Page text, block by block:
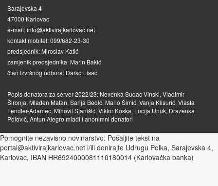
Sarajevska 4
47000 Karlovac
e-mail: info@aktivirajkarlovac.net
kontakt mobitel: 099/682-23-30
predsjednik: Miroslav Katić
zamjenik predsjednika: Marin Bakić
član Izvršnog odbora: Darko Lisac
Popis donatora za server 2022/23: Nevenka Sudac-Vinski, Vladimir
Šironja, Mladen Matan, Sanja Bedić, Mario Šimić, Vanja Klisurić, Vlasta
Lendler-Adamec, Mihovil Stanišić, Viktor Koska, Lucija Unuk, Draženka
Polović, Antun Alegro mlađi i anonimni donatori
Pomognite nezavisno novinarstvo. Pošaljite tekst na
portal@aktivirajkarlovac.net i/ili donirajte Udrugu Polka, Sarajevska 4,
Karlovac, IBAN HR6924000081110180014 (Karlovačka banka)